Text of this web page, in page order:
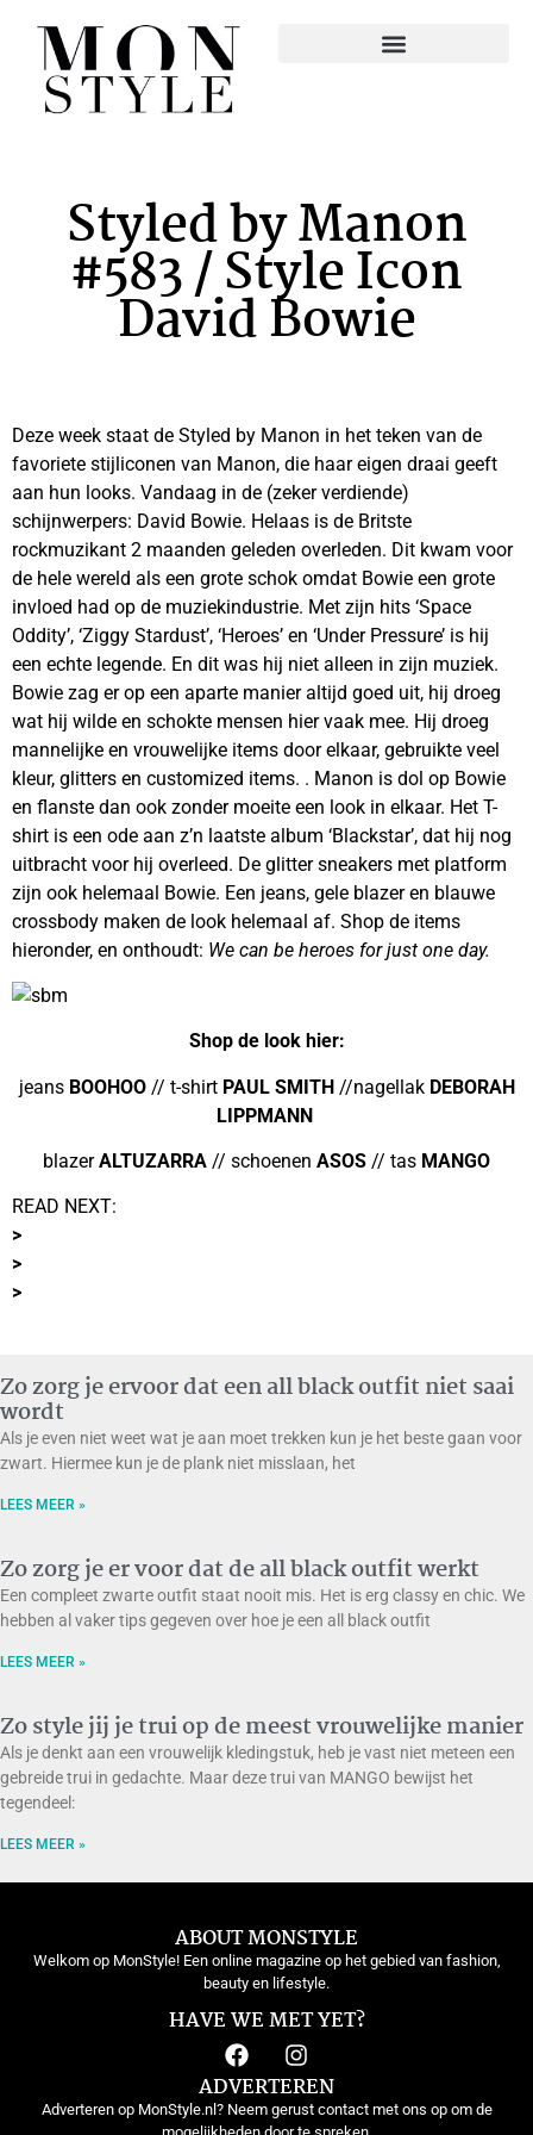
Styled by Manon
#583 / Style Icon
David Bowie
Deze week staat de Styled by Manon in het teken van de
favoriete stijliconen van Manon, die haar eigen draai geeft
aan hun looks. Vandaag in de (zeker verdiende)
schijnwerpers: David Bowie. Helaas is de Britste
rockmuzikant 2 maanden geleden overleden. Dit kwam voor
de hele wereld als een grote schok omdat Bowie een grote
invloed had op de muziekindustrie. Met zijn hits ‘Space
Oddity’, ‘Ziggy Stardust’, ‘Heroes’ en ‘Under Pressure’ is hij
een echte legende. En dit was hij niet alleen in zijn muziek.
Bowie zag er op een aparte manier altijd goed uit, hij droeg
wat hij wilde en schokte mensen hier vaak mee. Hij droeg
mannelijke en vrouwelijke items door elkaar, gebruikte veel
kleur, glitters en customized items. . Manon is dol op Bowie
en flanste dan ook zonder moeite een look in elkaar. Het T-
shirt is een ode aan z’n laatste album ‘Blackstar’, dat hij nog
uitbracht voor hij overleed. De glitter sneakers met platform
zijn ook helemaal Bowie. Een jeans, gele blazer en blauwe
crossbody maken de look helemaal af. Shop de items
hieronder, en onthoudt: We can be heroes for just one day.
Shop de look hier:
jeans BOOHOO// t-shirt PAUL SMITH//nagellak DEBORAH
LIPPMANN
blazerALTUZARRA // schoenen ASOS // tas MANGO
READ NEXT:
>
>
>
Zo zorg je ervoor dat een all black outfit niet saai
wordt
Als je even niet weet wat je aan moet trekken kun je het beste gaan voor
zwart. Hiermee kun je de plank niet misslaan, het
LEES MEER »
Zo zorg je er voor dat de all black outfit werkt
Een compleet zwarte outfit staat nooit mis. Het is erg classy en chic. We
hebben al vaker tips gegeven over hoe je een all black outfit
LEES MEER »
Zo style jij je trui op de meest vrouwelijke manier
Als je denkt aan een vrouwelijk kledingstuk, heb je vast niet meteen een
gebreide trui in gedachte. Maar deze trui van MANGO bewijst het
tegendeel:
LEES MEER »
ABOUT MONSTYLE
Welkom op MonStyle! Een online magazine op het gebied van fashion,
beauty en lifestyle.
HAVE WE MET YET?
ADVERTEREN
Adverteren op MonStyle.nl? Neem gerust contact met ons op om de